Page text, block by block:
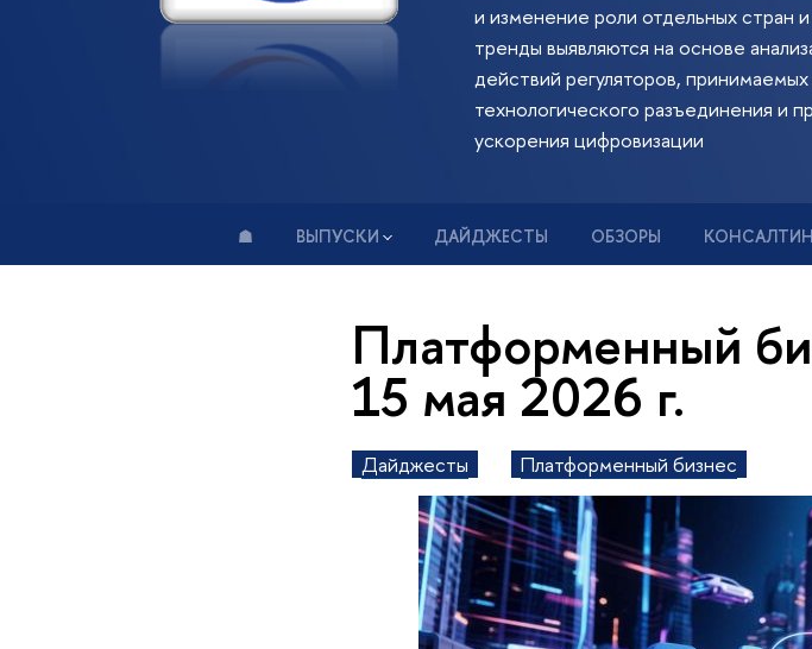
и изменение роли отдельных стран
тренды выявляются на основе
действий регуляторов,
технологического разъединения и
ускорения цифровизации
☗ ВЫПУСКИ ДАЙДЖЕСТЫ ОБЗОРЫ
Платформенный
15 мая 2026 г.
Дайджесты Платформенный бизнес